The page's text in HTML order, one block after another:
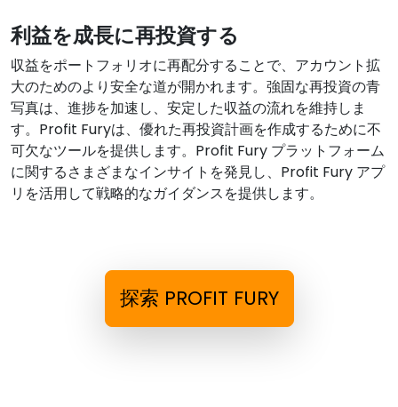
利益を成長に再投資する
収益をポートフォリオに再配分することで、アカウント拡
大のためのより安全な道が開かれます。強固な再投資の青
写真は、進捗を加速し、安定した収益の流れを維持しま
す。Profit Furyは、優れた再投資計画を作成するために不
可欠なツールを提供します。Profit Fury プラットフォーム
に関するさまざまなインサイトを発見し、Profit Fury アプ
リを活用して戦略的なガイダンスを提供します。
探索 PROFIT FURY